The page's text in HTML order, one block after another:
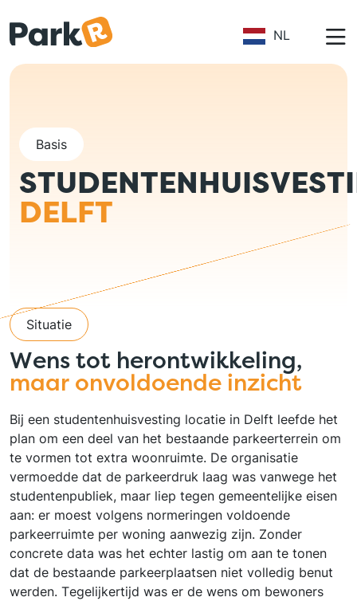
NL
Basis
DELFT
Situatie
Wens tot herontwikkeling,
maar onvoldoende inzicht
Bij een studentenhuisvesting locatie in Delft leefde het
plan om een deel van het bestaande parkeerterrein om
te vormen tot extra woonruimte. De organisatie
vermoedde dat de parkeerdruk laag was vanwege het
studentenpubliek, maar liep tegen gemeentelijke eisen
aan: er moest volgens normeringen voldoende
parkeerruimte per woning aanwezig zijn. Zonder
concrete data was het echter lastig om aan te tonen
dat de bestaande parkeerplaatsen niet volledig benut
werden. Tegelijkertijd was er de wens om bewoners